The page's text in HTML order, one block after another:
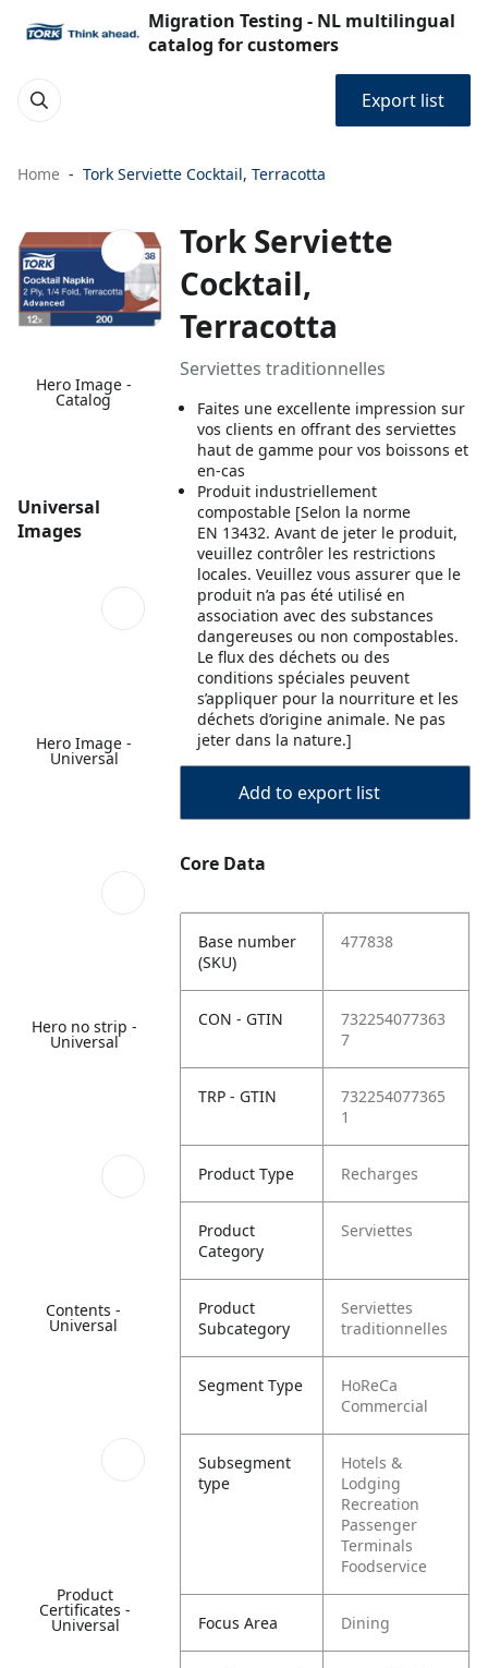
Migration Testing - NL multilingual
catalog for customers
Export list
Home Tork Serviette Cocktail, Terracotta
Hero Image -
Catalog
Universal
Images
Hero Image -
Universal
Hero no strip -
Universal
Contents -
Universal
Product
Certificates -
Universal
Tork Serviette
Cocktail,
Terracotta
Serviettes traditionnelles
Faites une excellente impression sur
vos clients en offrant des serviettes
haut de gamme pour vos boissons et
en-cas
Produit industriellement
compostable [Selon la norme
EN 13432. Avant de jeter le produit,
veuillez contrôler les restrictions
locales. Veuillez vous assurer que le
produit n’a pas été utilisé en
association avec des substances
dangereuses ou non compostables.
Le flux des déchets ou des
conditions spéciales peuvent
s’appliquer pour la nourriture et les
déchets d’origine animale. Ne pas
jeter dans la nature.]
Add to export list
Core Data
Base number
(SKU)
477838
CON - GTIN
732254077363
7
TRP - GTIN
732254077365
1
Product Type Recharges
Product
Category
Serviettes
Product
Subcategory
Serviettes
traditionnelles
Segment Type
HoReCa
Commercial
Subsegment
type
Hotels &
Lodging
Recreation
Passenger
Terminals
Foodservice
Focus Area Dining